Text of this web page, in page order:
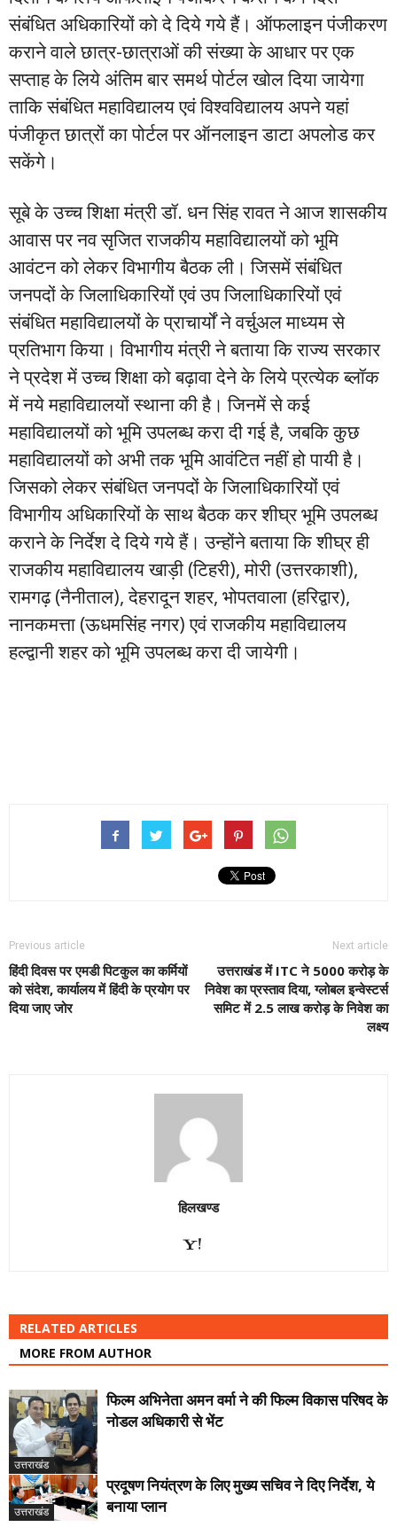
संबंधित अधिकारियों को दे दिये गये हैं। ऑफलाइन पंजीकरण
कराने वाले छात्र-छात्राओं की संख्या के आधार पर एक
सप्ताह के लिये अंतिम बार समर्थ पोर्टल खोल दिया जायेगा
ताकि संबंधित महाविद्यालय एवं विश्वविद्यालय अपने यहां
पंजीकृत छात्रों का पोर्टल पर ऑनलाइन डाटा अपलोड कर
सकेंगे।
सूबे के उच्च शिक्षा मंत्री डॉ. धन सिंह रावत ने आज शासकीय
आवास पर नव सृजित राजकीय महाविद्यालयों को भूमि
आवंटन को लेकर विभागीय बैठक ली। जिसमें संबंधित
जनपदों के जिलाधिकारियों एवं उप जिलाधिकारियों एवं
संबंधित महाविद्यालयों के प्राचार्यों ने वर्चुअल माध्यम से
प्रतिभाग किया। विभागीय मंत्री ने बताया कि राज्य सरकार
ने प्रदेश में उच्च शिक्षा को बढ़ावा देने के लिये प्रत्येक ब्लॉक
में नये महाविद्यालयों स्थाना की है। जिनमें से कई
महाविद्यालयों को भूमि उपलब्ध करा दी गई है, जबकि कुछ
महाविद्यालयों को अभी तक भूमि आवंटित नहीं हो पायी है।
जिसको लेकर संबंधित जनपदों के जिलाधिकारियों एवं
विभागीय अधिकारियों के साथ बैठक कर शीघ्र भूमि उपलब्ध
कराने के निर्देश दे दिये गये हैं। उन्होंने बताया कि शीघ्र ही
राजकीय महाविद्यालय खाड़ी (टिहरी), मोरी (उत्तरकाशी),
रामगढ़ (नैनीताल), देहरादून शहर, भोपतवाला (हरिद्वार),
नानकमत्ता (ऊधमसिंह नगर) एवं राजकीय महाविद्यालय
हल्द्वानी शहर को भूमि उपलब्ध करा दी जायेगी।
Previous article
हिंदी दिवस पर एमडी पिटकुल का कर्मियों
को संदेश, कार्यालय में हिंदी के प्रयोग पर
दिया जाए जोर
Next article
उत्तराखंड में ITC ने 5000 करोड़ के
निवेश का प्रस्ताव दिया, ग्लोबल इन्वेस्टर्स
समिट में 2.5 लाख करोड़ के निवेश का
लक्ष्य
हिलखण्ड
RELATED ARTICLES
MORE FROM AUTHOR
उत्तराखंड
फिल्म अभिनेता अमन वर्मा ने की फिल्म विकास परिषद के
नोडल अधिकारी से भेंट
उत्तराखंड
प्रदूषण नियंत्रण के लिए मुख्य सचिव ने दिए निर्देश, ये
बनाया प्लान